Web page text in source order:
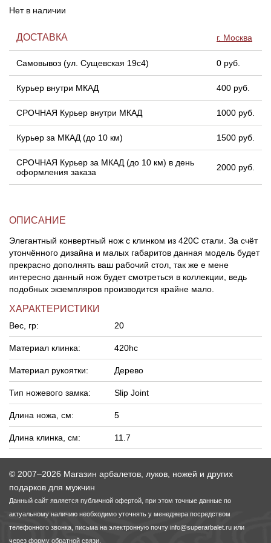
Нет в наличии
ДОСТАВКА г. Москва
Самовывоз (ул. Сущевская 19с4) 0 руб.
Курьер внутри МКАД 400 руб.
СРОЧНАЯ Курьер внутри МКАД 1000 руб.
Курьер за МКАД (до 10 км) 1500 руб.
СРОЧНАЯ Курьер за МКАД (до 10 км) в день
оформления заказа
2000 руб.
ОПИСАНИЕ
Элегантный конвертный нож с клинком из 420С стали. За счёт
утончённого дизайна и малых габаритов данная модель будет
прекрасно дополнять ваш рабочий стол, так же е мене
интересно данный нож будет смотреться в коллекции, ведь
подобных экземпляров производится крайне мало.
ХАРАКТЕРИСТИКИ
Вес, гр: 20
Материал клинка: 420hc
Материал рукоятки: Дерево
Тип ножевого замка: Slip Joint
Длина ножа, см: 5
Длина клинка, см: 11.7
© 2007–2026 Магазин арбалетов, луков, ножей и других
подарков для мужчин
Данный сайт является публичной офертой, при этом точные данные по
актуальному наличию необходимо уточнять у менеджера посредством
телефонного звонка, письма на электронную почту info@superarbalet.ru или
через форму обратной связи.
Полочки для лука
Кликеры для лука
Киссеры для лука
Ножи складные